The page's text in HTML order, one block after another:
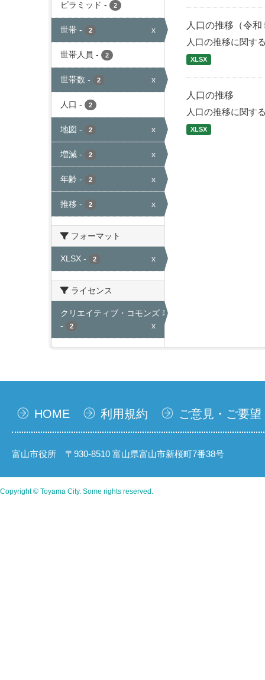
ピラミッド - 2
世帯 - 2 x
世帯人員 - 2
世帯数 - 2 x
人口 - 2
地図 - 2 x
増減 - 2 x
年齢 - 2 x
推移 - 2 x
フォーマット
XLSX - 2 x
ライセンス
クリエイティブ・コモンズ 表示
-
2 x
人口の推移（令和
人口の推移に関す
XLSX
人口の推移
人口の推移に関す
XLSX
HOME 利用規約 ご意見・ご要望
富山市役所 〒930-8510 富山県富山市新桜町7番38号
Copyright © Toyama City. Some rights reserved.